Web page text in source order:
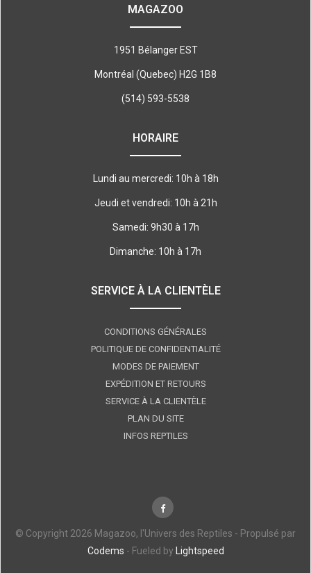
MAGAZOO
1951 Bélanger EST
Montréal (Quebec) H2G 1B8
(514) 593-5538
HORAIRE
Lundi au mercredi: 10h à 18h
Jeudi et vendredi: 10h à 21h
Samedi: 9h30 à 17h
Dimanche: 10h à 17h
SERVICE À LA CLIENTÈLE
CONDITIONS GÉNÉRALES
POLITIQUE DE CONFIDENTIALITÉ
MODES DE PAIEMENT
EXPÉDITION ET RETOURS
SERVICE À LA CLIENTÈLE
PLAN DU SITE
INFOS REPTILES
© Copyright 2026 Magazoo, l'Univers des Reptiles - Propulsé par
Codems - Fueled by Lightspeed